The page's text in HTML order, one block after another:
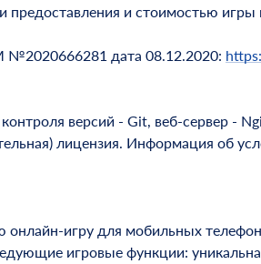
предоставления и стоимостью
№2020666281 дата 08.12.2020:
версий - Git, веб-сервер -
лицензия. Информация об
игру для мобильных
игровые функции: